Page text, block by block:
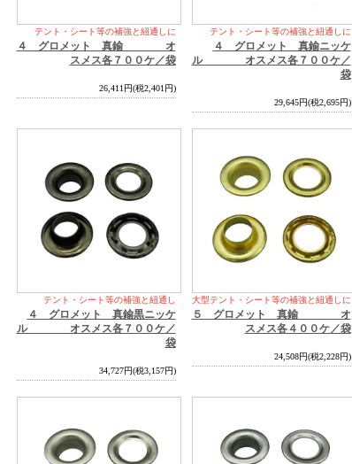
テント・シート等の補強と紐通しに
４ グロメット 真鍮 オ
スメス各７００ケ／袋
26,411円(税2,401円)
テント・シート等の補強と紐通しに
４ グロメット 真鍮ニッケ
ル オスメス各７００ケ／
袋
29,645円(税2,695円)
テント・シート等の補強と紐通し
４ グロメット 真鍮黒ニッケ
ル オスメス各７００ケ／
袋
34,727円(税3,157円)
大型テント・シート等の補強と紐通しに
５ グロメット 真鍮 オ
スメス各４００ケ／袋
24,508円(税2,228円)